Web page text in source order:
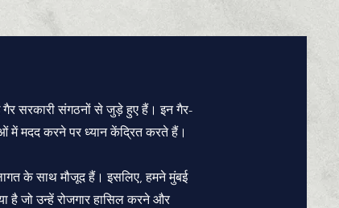
गैर सरकारी संगठनों से जुड़े हुए हैं। इन गैर-
में मदद करने पर ध्यान केंद्रित करते हैं।
के साथ मौजूद हैं। इसलिए, हमने मुंबई
है जो उन्हें रोजगार हासिल करने और